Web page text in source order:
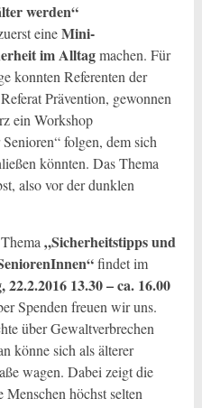
werden“
eineMini-
im Alltagmachen. Für
konnten Referenten der
Prävention, gewonnen
ein Workshop
folgen, dem sich
könnten. Das Thema
also vor der dunklen
„Sicherheitstipps und
findet im
13.30 – ca. 16.00
Spenden freuen wir uns.
über Gewaltverbrechen
könne sich als älterer
wagen. Dabei zeigt die
höchst selten